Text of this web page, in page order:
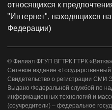
относящихся к
"Интернет", находящихся
Федерации)
© Филиал ФГУП ВГТРК ГТРК
Сетевое издание
Свидетельство о регистрации
Выдано Федеральной службой по
информационных технологий и
(соучредители) – федеральное